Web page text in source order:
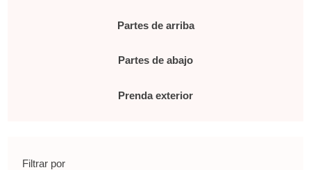
Partes de arriba
Partes de abajo
Prenda exterior
Filtrar por